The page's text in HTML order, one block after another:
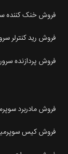
فروش خنک کننده
فروش رید کنترلر
فروش پردازنده سرور
فروش مادربرد
فروش کیس